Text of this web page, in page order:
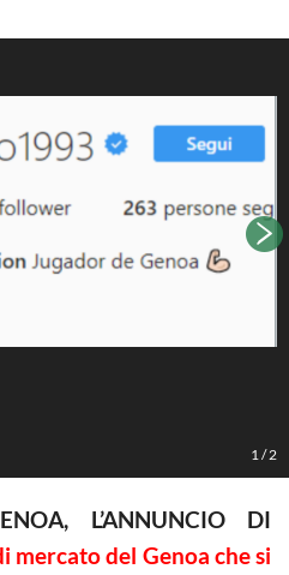
1 /2
L’ANNUNCIO DI
mercato del Genoa che si